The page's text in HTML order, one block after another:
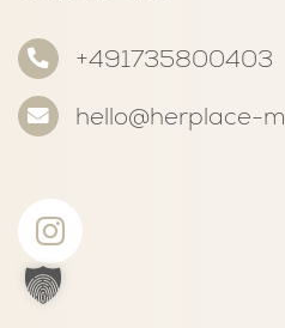
+491735800403
hello@herplace-